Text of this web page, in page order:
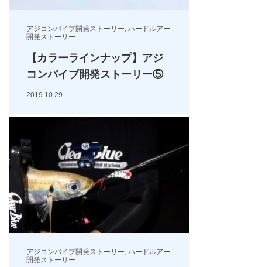
アジコンバイブ開発ストーリー ハードルアー
開発ストーリー
【カラーラインナップ】アジ
コンバイブ開発ストーリー⑤
2019.10.29
アジコンバイブ開発ストーリー, ハードルアー
開発ストーリー